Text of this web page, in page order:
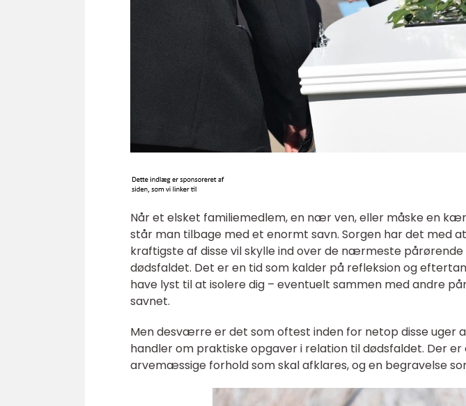
Når et elsket familiemedlem, en nær ven, eller måske en
står man tilbage med et enormt savn. Sorgen har det med
kraftigste af disse vil skylle ind over de nærmeste
dødsfaldet. Det er en tid som kalder på refleksion og
have lyst til at isolere dig – eventuelt sammen med andre
savnet.
Men desværre er det som oftest inden for netop disse uger
handler om praktiske opgaver i relation til dødsfaldet. Der er
arvemæssige forhold som skal afklares, og en begravelse